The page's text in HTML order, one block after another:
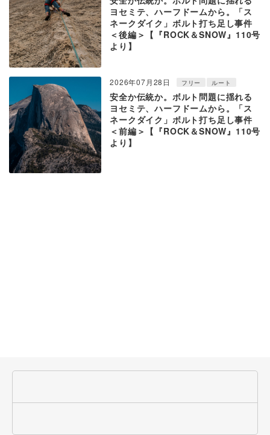
ヨセミテ、ハーフドームから。「ス
ネークダイク」ボルト打ち足し事件
＜後編＞【『ROCK＆SNOW』110号
より】
2026年07月28日 フリー ルート
安全か伝統か。ボルト問題に揺れる
ヨセミテ、ハーフドームから。「ス
ネークダイク」ボルト打ち足し事件
＜前編＞【『ROCK＆SNOW』110号
より】